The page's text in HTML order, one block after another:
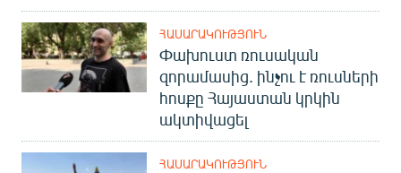
ՀԱՍԱՐԱԿՈՒԹՅՈՒՆ
Փախուստ ռուսական
զորամասից. ինչու է ռուսների
հոսքը Հայաստան կրկին
ակտիվացել
ՀԱՍԱՐԱԿՈՒԹՅՈՒՆ